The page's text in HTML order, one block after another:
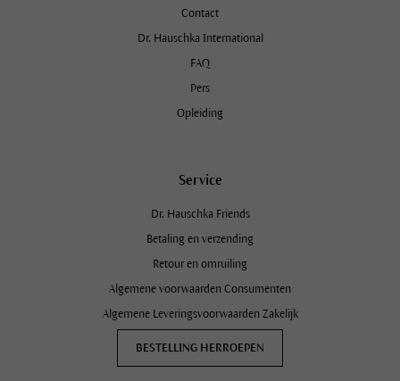
Contact
Dr. Hauschka International
FAQ
Pers
Opleiding
Service
Dr. Hauschka Friends
Betaling en verzending
Retour en omruiling
Algemene voorwaarden Consumenten
Algemene Leveringsvoorwaarden Zakelijk
BESTELLING HERROEPEN